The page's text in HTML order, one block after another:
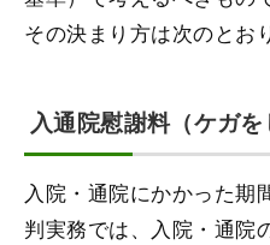
その決まり方は次のとお
入通院慰謝料（ケガを
入院・通院にかかった期
判実務では、入院・通院